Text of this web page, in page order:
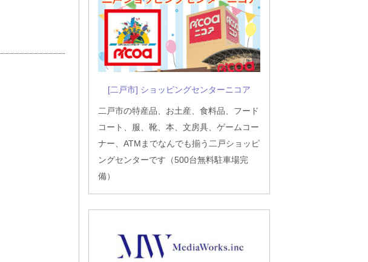
[二戸市] ショッピングセンターニコア
二戸市の特産品、お土産、食料品、フード
コート、服、靴、本、文房具、ゲームコー
ナー、ATMまでなんでも揃う二戸ショッピ
ングセンターです（500台無料駐車場完
備）